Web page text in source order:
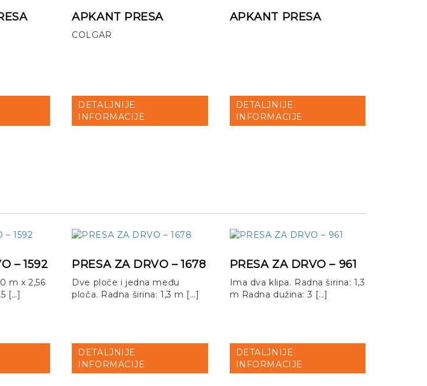
APKANT PRESA
COLGAR
DETALJNIJE
INFORMACIJE
APKANT PRESA
DETALJNIJE
INFORMACIJE
– 1592
m x 2,56
[…]
PRESA ZA DRVO – 1678
Dve ploče i jedna među
ploča. Radna širina: 1,3 m […]
DETALJNIJE
INFORMACIJE
PRESA ZA DRVO – 961
Ima dva klipa. Radna širina: 1,3
m Radna dužina: 3 […]
DETALJNIJE
INFORMACIJE